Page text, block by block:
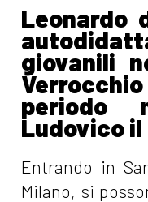
Leonardo
giovanili
periodo
Ludovico il
Entrando in
Milano, si